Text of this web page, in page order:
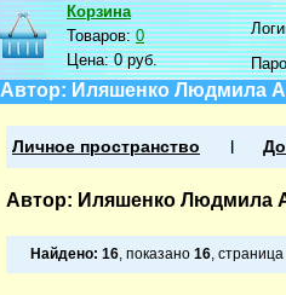
Корзина
Товаров:0
Цена:0 руб.
Автор: Иляшенко Людмила
Личное пространство
Автор: Иляшенко Людмила
Найдено: 16, показано 16, страница